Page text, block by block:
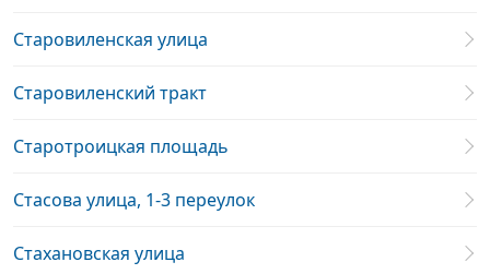
Старовиленская улица
Старовиленский тракт
Старотроицкая площадь
Стасова улица, 1-3 переулок
Стахановская улица